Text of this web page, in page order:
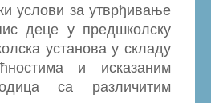
услови за утврђивање
деце у предшколску
установа у складу
и исказаним
са различитим